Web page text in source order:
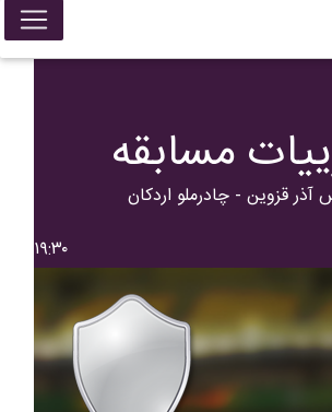
مسابقه
قزوین - چادرملو اردکان
۱۹:۳۰